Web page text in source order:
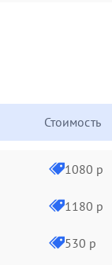
Стоимость
1080 р
1180 р
530 р